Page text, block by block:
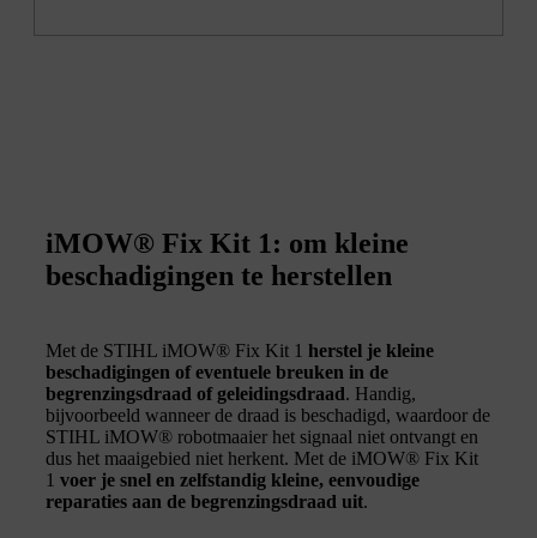
iMOW® Fix Kit 1: om kleine
beschadigingen te herstellen
Met de STIHL iMOW® Fix Kit 1 herstel je kleine
beschadigingen of eventuele breuken in de
begrenzingsdraad of geleidingsdraad. Handig,
bijvoorbeeld wanneer de draad is beschadigd, waardoor de
STIHL iMOW® robotmaaier het signaal niet ontvangt en
dus het maaigebied niet herkent. Met de iMOW® Fix Kit
1 voer je snel en zelfstandig kleine, eenvoudige
reparaties aan de begrenzingsdraad uit.